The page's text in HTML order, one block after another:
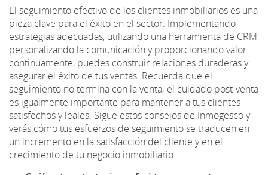
El seguimiento efectivo de los clientes inmobiliarios es una
pieza clave para el éxito en el sector. Implementando
estrategias adecuadas, utilizando una herramienta de CRM,
personalizando la comunicación y proporcionando valor
continuamente, puedes construir relaciones duraderas y
asegurar el éxito de tus ventas. Recuerda que el
seguimiento no termina con la venta; el cuidado post-venta
es igualmente importante para mantener a tus clientes
satisfechos y leales. Sigue estos consejos de Inmogesco y
verás cómo tus esfuerzos de seguimiento se traducen en
un incremento en la satisfacción del cliente y en el
crecimiento de tu negocio inmobiliario.